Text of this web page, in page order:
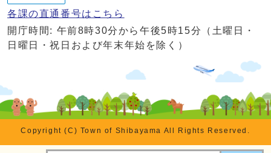
各課の直通番号はこちら
開庁時間: 午前8時30分から午後5時15分（土曜日・
日曜日・祝日および年末年始を除く）
Copyright (C) Town of Shibayama All Rights Reserved.